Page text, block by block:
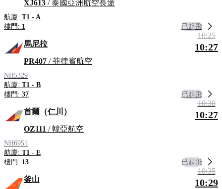
XJ613 / 泰國亞洲航空長途
航廈: T1 - A
樓門: 1 已起飛
馬尼拉
PR407 / 菲律賓航空
NH5329
航廈: T1 - B
樓門: 37
10:25
10:27
已起飛
首爾（仁川）
OZ111 / 韓亞航空
NH6951
航廈: T1 - E
樓門: 13
10:30
10:27
已起飛
釜山
10:35
10:29